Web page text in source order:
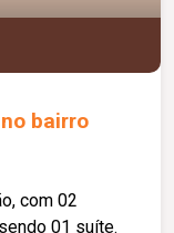
bairro
com 02
01 suíte.